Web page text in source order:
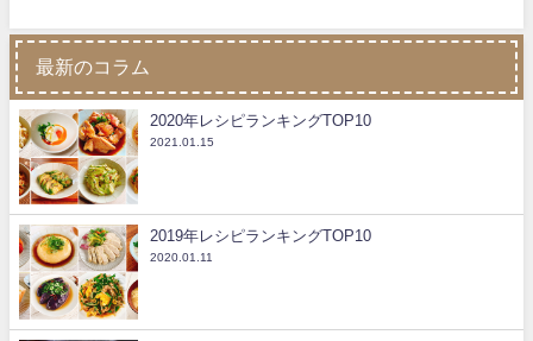
最新のコラム
2020年レシピランキングTOP10
2021.01.15
2019年レシピランキングTOP10
2020.01.11